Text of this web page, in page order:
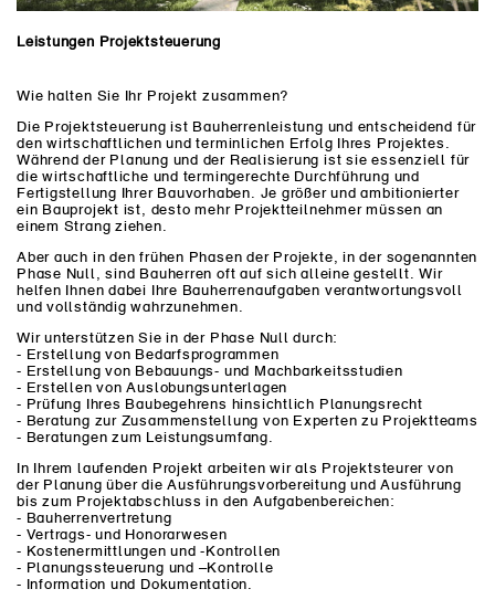
Leistungen Projektsteuerung
Wie halten Sie Ihr Projekt zusammen?
Die Projektsteuerung ist Bauherrenleistung und entscheidend für
den wirtschaftlichen und terminlichen Erfolg Ihres Projektes.
Während der Planung und der Realisierung ist sie essenziell für
die wirtschaftliche und termingerechte Durchführung und
Fertigstellung Ihrer Bauvorhaben. Je größer und ambitionierter
ein Bauprojekt ist, desto mehr Projektteilnehmer müssen an
einem Strang ziehen.
Aber auch in den frühen Phasen der Projekte, in der sogenannten
Phase Null, sind Bauherren oft auf sich alleine gestellt. Wir
helfen Ihnen dabei Ihre Bauherrenaufgaben verantwortungsvoll
und vollständig wahrzunehmen.
Wir unterstützen Sie in der Phase Null durch:
- Erstellung von Bedarfsprogrammen
- Erstellung von Bebauungs- und Machbarkeitsstudien
- Erstellen von Auslobungsunterlagen
- Prüfung Ihres Baubegehrens hinsichtlich Planungsrecht
- Beratung zur Zusammenstellung von Experten zu Projektteams
- Beratungen zum Leistungsumfang.
In Ihrem laufenden Projekt arbeiten wir als Projektsteurer von
der Planung über die Ausführungsvorbereitung und Ausführung
bis zum Projektabschluss in den Aufgabenbereichen:
- Bauherrenvertretung
- Vertrags- und Honorarwesen
- Kostenermittlungen und -Kontrollen
- Planungssteuerung und –Kontrolle
- Information und Dokumentation.